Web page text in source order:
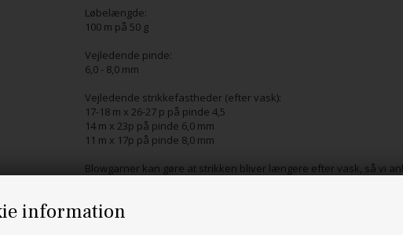
information
Løbelængde:
100 m på 50 g
Vejledende pinde:
6,0 - 8,0 mm
Vejledende strikkefastheder (efter vask):
17-18 m x 26-27 p på pinde 4,5
14 m x 23p på pinde 6,0 mm
11 m x 17p på pinde 8,0 mm
Blowgarner kan gøre at strikken bliver længere efter vask, så vi